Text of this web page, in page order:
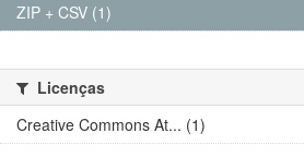
ZIP + CSV (1)
Licenças
Creative Commons At... (1)